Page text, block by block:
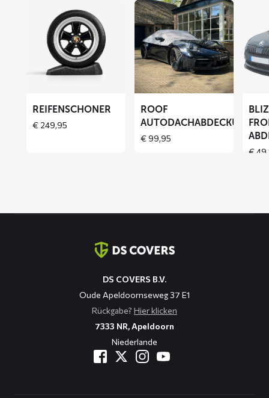
Reifenschoner
REIFENSCHONER
€249,95
Mehr
lesen
über
ROOF
Autodachabdeckung
ROOF
AUTODACHABDECKUNG
€99,95
über
BLIZZ
€
DS COVERS B.V.
Oude Apeldoornseweg 37 E1
Rückgabe? Hier klicken
7333 NR, Apeldoorn
Niederlande